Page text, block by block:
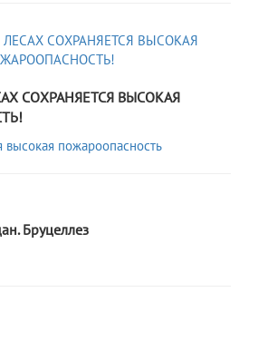
СОХРАНЯЕТСЯ ВЫСОКАЯ
высокая пожароопасность
Бруцеллез